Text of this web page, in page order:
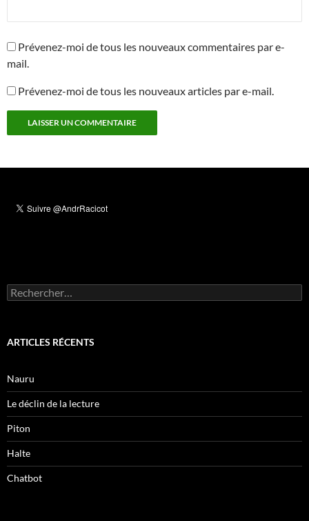
Prévenez-moi de tous les nouveaux commentaires par e-
mail.
Prévenez-moi de tous les nouveaux articles par e-mail.
Rechercher :
ARTICLES RÉCENTS
Nauru
Le déclin de la lecture
Piton
Halte
Chatbot